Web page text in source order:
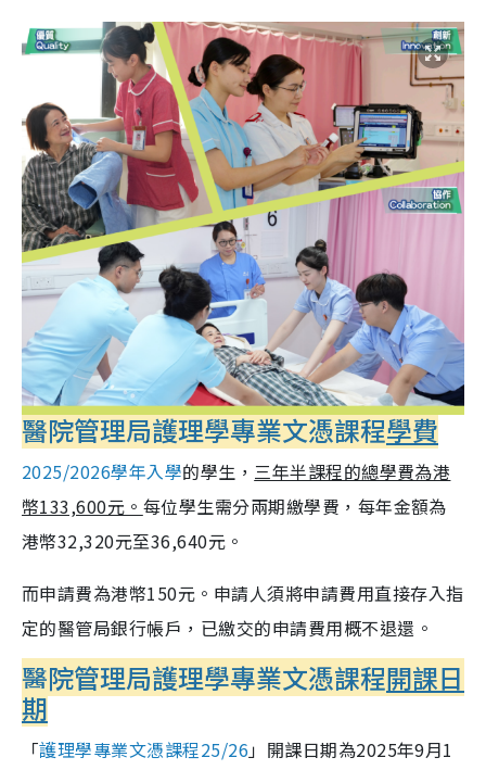
醫院管理局護理學專業文憑課程學費
2025/2026學年入學的學生， 三年半課程的總學費為港
幣133,600元。 每位學生需分兩期繳學費，每年金額為
港幣32,320元至36,640元。
而申請費為港幣150元。申請人須將申請費用直接存入指
定的醫管局銀行帳戶，已繳交的申請費用概不退還。
醫院管理局護理學專業文憑課程開課日
期
「護理學專業文憑課程25/26」開課日期為2025年9月1